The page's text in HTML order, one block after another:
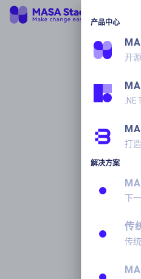
产品中心
开
打
解决方案
下
传
传